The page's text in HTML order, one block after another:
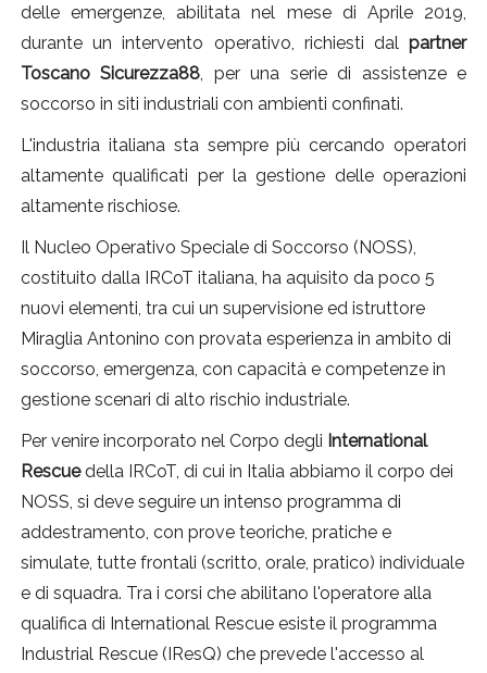
delle emergenze, abilitata nel mese di Aprile 2019,
durante un intervento operativo, richiesti dalpartner
Toscano Sicurezza88 , per una serie di assistenze e
soccorso in siti industriali con ambienti confinati.
L'industria italiana sta sempre più cercando operatori
altamente qualificati per la gestione delle operazioni
altamente rischiose.
Il Nucleo Operativo Speciale di Soccorso (NOSS),
costituito dalla IRCoT italiana, ha aquisito da poco 5
nuovi elementi, tra cui un supervisione ed istruttore
Miraglia Antonino con provata esperienza in ambito di
soccorso, emergenza, con capacità e competenze in
gestione scenari di alto rischio industriale.
Per venire incorporato nel Corpo degli International
Rescuedella IRCoT, di cui in Italia abbiamo il corpo dei
NOSS, si deve seguire un intenso programma di
addestramento, con prove teoriche, pratiche e
simulate, tutte frontali (scritto, orale, pratico) individuale
e di squadra. Tra i corsi che abilitano l'operatore alla
qualifica di International Rescue esiste il programma
Industrial Rescue (IResQ) che prevede l'accesso al